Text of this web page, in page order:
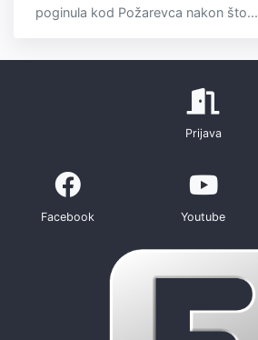
poginula kod Požarevca nakon što...
Prijava
Facebook Youtube